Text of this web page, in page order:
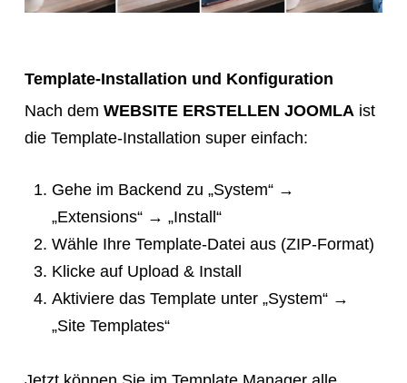
Template-Installation und Konfiguration
Nach dem WEBSITE ERSTELLEN JOOMLA ist
die Template-Installation super einfach:
Gehe im Backend zu „System“ →
„Extensions“ → „Install“
Wähle Ihre Template-Datei aus (ZIP-Format)
Klicke auf Upload & Install
Aktiviere das Template unter „System“ →
„Site Templates“